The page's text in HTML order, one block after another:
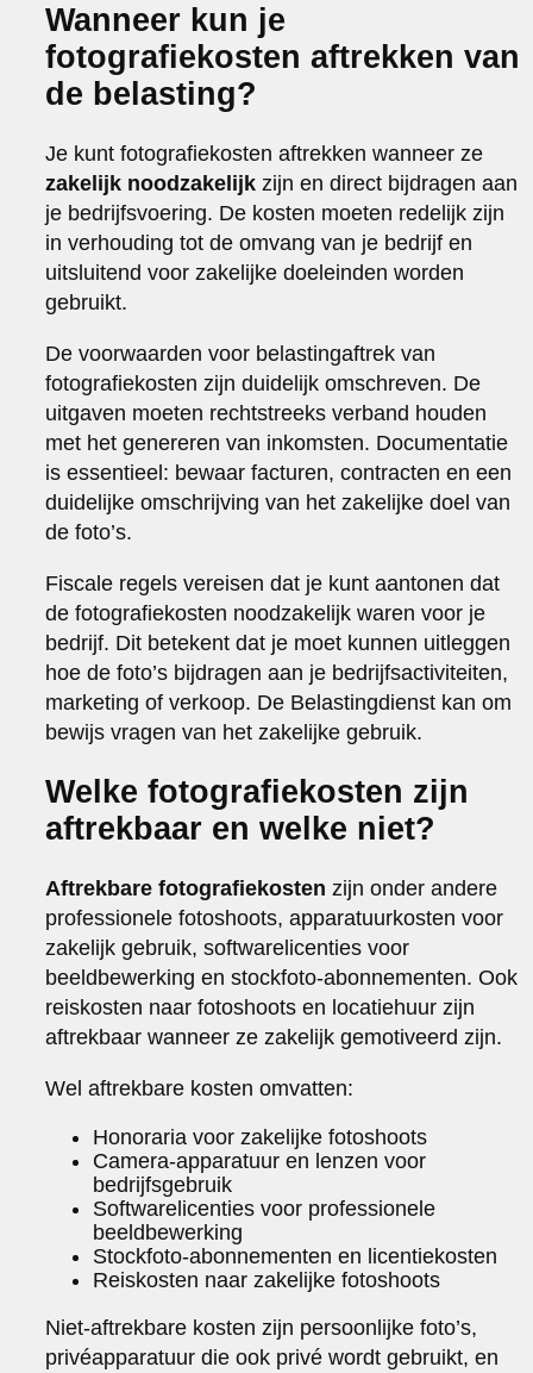
Wanneer kun je
fotografiekosten aftrekken van
de belasting?
Je kunt fotografiekosten aftrekken wanneer ze
zakelijk noodzakelijk zijn en direct bijdragen aan
je bedrijfsvoering. De kosten moeten redelijk zijn
in verhouding tot de omvang van je bedrijf en
uitsluitend voor zakelijke doeleinden worden
gebruikt.
De voorwaarden voor belastingaftrek van
fotografiekosten zijn duidelijk omschreven. De
uitgaven moeten rechtstreeks verband houden
met het genereren van inkomsten. Documentatie
is essentieel: bewaar facturen, contracten en een
duidelijke omschrijving van het zakelijke doel van
de foto’s.
Fiscale regels vereisen dat je kunt aantonen dat
de fotografiekosten noodzakelijk waren voor je
bedrijf. Dit betekent dat je moet kunnen uitleggen
hoe de foto’s bijdragen aan je bedrijfsactiviteiten,
marketing of verkoop. De Belastingdienst kan om
bewijs vragen van het zakelijke gebruik.
Welke fotografiekosten zijn
aftrekbaar en welke niet?
Aftrekbare fotografiekosten zijn onder andere
professionele fotoshoots, apparatuurkosten voor
zakelijk gebruik, softwarelicenties voor
beeldbewerking en stockfoto-abonnementen. Ook
reiskosten naar fotoshoots en locatiehuur zijn
aftrekbaar wanneer ze zakelijk gemotiveerd zijn.
Wel aftrekbare kosten omvatten:
Honoraria voor zakelijke fotoshoots
Camera-apparatuur en lenzen voor
bedrijfsgebruik
Softwarelicenties voor professionele
beeldbewerking
Stockfoto-abonnementen en licentiekosten
Reiskosten naar zakelijke fotoshoots
Niet-aftrekbare kosten zijn persoonlijke foto’s,
privéapparatuur die ook privé wordt gebruikt, en